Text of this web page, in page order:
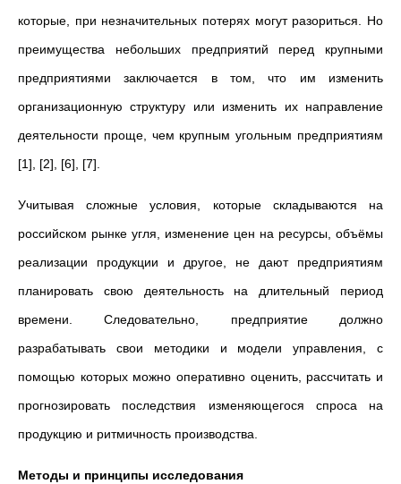
которые, при незначительных потерях могут разориться. Но
преимущества небольших предприятий перед крупными
предприятиями заключается в том, что им изменить
организационную структуру или изменить их направление
деятельности проще, чем крупным угольным предприятиям
[1], [2], [6], [7].
Учитывая сложные условия, которые складываются на
российском рынке угля, изменение цен на ресурсы, объёмы
реализации продукции и другое, не дают предприятиям
планировать свою деятельность на длительный период
времени. Следовательно, предприятие должно
разрабатывать свои методики и модели управления, с
помощью которых можно оперативно оценить, рассчитать и
прогнозировать последствия изменяющегося спроса на
продукцию и ритмичность производства.
Методы и принципы исследования